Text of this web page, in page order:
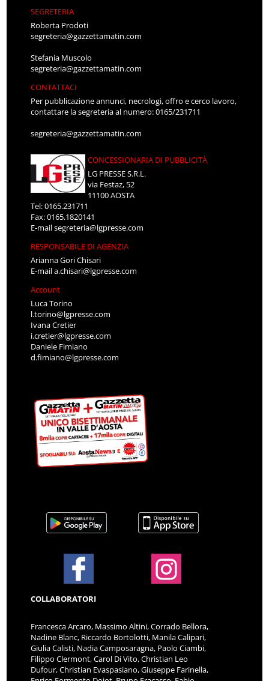
SEGRETERIA
Roberta Prodoti
segreteria@gazzettamatin.com
Stefania Muscolo
segreteria@gazzettamatin.com
CONTATTACI
Per pubblicazione annunci, necrologi, offro e cerco lavoro,
contattare la segreteria al numero: 0165/231711
segreteria@gazzettamatin.com
CONCESSIONARIA DI PUBBLICITÀ
LG PRESSE S.R.L.
via Festaz, 52
11100 AOSTA
Tel: 0165.231711
Fax: 0165.1820141
E-mailsegreteria@lgpresse.com
RESPONSABILE DI AGENZIA
Arianna Gori Chisari
E-maila.chisari@lgpresse.com
Account
Luca Torino
l.torino@lgpresse.com
Ivana Cretier
i.cretier@lgpresse.com
Daniele Fimiano
d.fimiano@lgpresse.com
COLLABORATORI
Francesca Arcaro, Massimo Altini, Corrado Bellora,
Nadine Blanc, Riccardo Bortolotti, Manila Calipari,
Giulia Calisti, Nadia Camposaragna, Paolo Ciambi,
Filippo Clermont, Carol Di Vito, Christian Leo
Dufour, Christian Evaspasiano, Giuseppe Farinella,